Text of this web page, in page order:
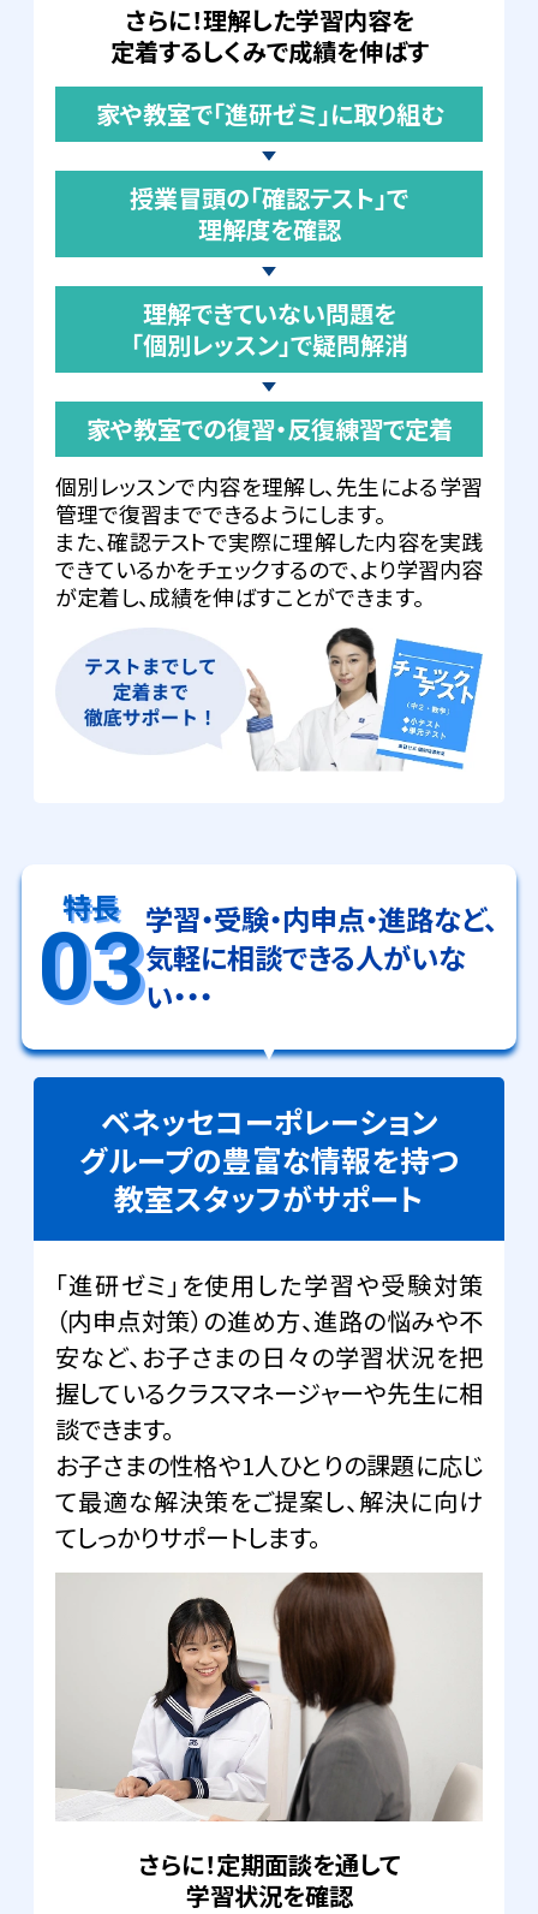
さらに！理解した学習内容を
定着するしくみで成績を伸ばす
家や教室で「進研ゼミ」に取り組む
授業冒頭の「確認テスト」で
理解度を確認
理解できていない問題を
「個別レッスン」で疑問解消
家や教室での復習・反復練習で定着
個別レッスンで内容を理解し、先生による学習
管理で復習までできるようにします。
また、確認テストで実際に理解した内容を実践
できているかをチェックするので、より学習内容
が定着し、成績を伸ばすことができます。
特長
03学習・受験・内申点・進路など、
気軽に相談できる人がいな
い・・・
ベネッセコーポレーション
グループの豊富な情報を持つ
教室スタッフがサポート
「進研ゼミ」を使用した学習や受験対策
（内申点対策）の進め方、進路の悩みや不
安など、お子さまの日々の学習状況を把
握しているクラスマネージャーや先生に相
談できます。
お子さまの性格や1人ひとりの課題に応じ
て最適な解決策をご提案し、解決に向け
てしっかりサポートします。
さらに！定期面談を通して
学習状況を確認